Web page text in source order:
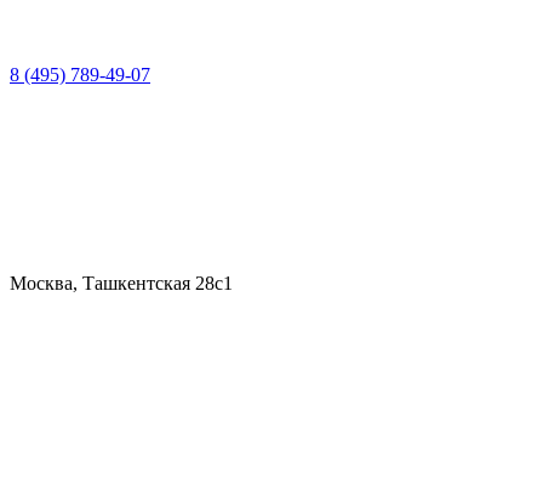
8 (495) 789-49-07
Москва, Ташкентская 28с1